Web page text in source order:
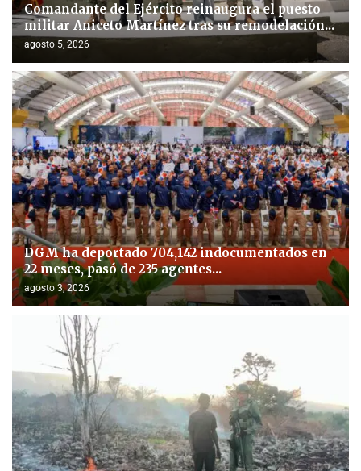
Comandante del Ejército reinaugura el puesto
militar Aniceto Martínez tras su remodelación...
agosto 5, 2026
DGM ha deportado 704,142 indocumentados en
22 meses, pasó de 235 agentes...
agosto 3, 2026